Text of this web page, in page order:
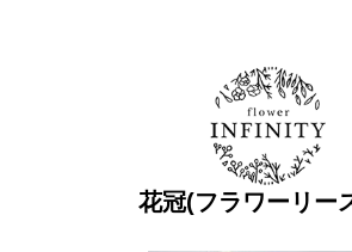
花冠(フラワーリー